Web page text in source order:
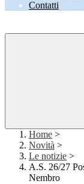
Contatti
Home >
Novità >
Le notizie >
A.S. 26/27
Nembro